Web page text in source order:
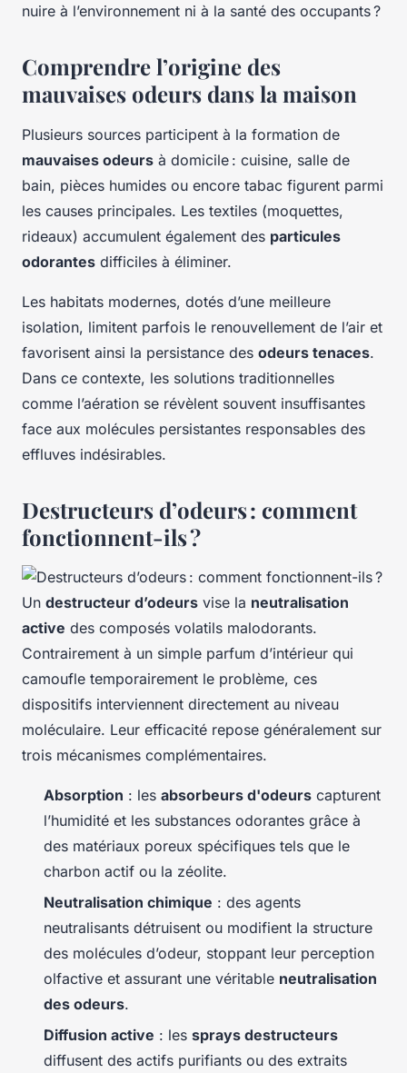
nuire à l’environnement ni à la santé des occupants ?
Comprendre l’origine des
mauvaises odeurs dans la maison
Plusieurs sources participent à la formation de
mauvaises odeurs à domicile : cuisine, salle de
bain, pièces humides ou encore tabac figurent parmi
les causes principales. Les textiles (moquettes,
rideaux) accumulent également des particules
odorantes difficiles à éliminer.
Les habitats modernes, dotés d’une meilleure
isolation, limitent parfois le renouvellement de l’air et
favorisent ainsi la persistance des odeurs tenaces.
Dans ce contexte, les solutions traditionnelles
comme l’aération se révèlent souvent insuffisantes
face aux molécules persistantes responsables des
effluves indésirables.
Destructeurs d’odeurs : comment
fonctionnent-ils ?
Un destructeur d’odeurs vise la neutralisation
active des composés volatils malodorants.
Contrairement à un simple parfum d’intérieur qui
camoufle temporairement le problème, ces
dispositifs interviennent directement au niveau
moléculaire. Leur efficacité repose généralement sur
trois mécanismes complémentaires.
Absorption : les absorbeurs d'odeurs capturent
l’humidité et les substances odorantes grâce à
des matériaux poreux spécifiques tels que le
charbon actif ou la zéolite.
Neutralisation chimique : des agents
neutralisants détruisent ou modifient la structure
des molécules d’odeur, stoppant leur perception
olfactive et assurant une véritable neutralisation
des odeurs.
Diffusion active : les sprays destructeurs
diffusent des actifs purifiants ou des extraits